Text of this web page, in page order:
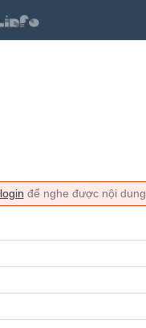
login để nghe được nội dung.